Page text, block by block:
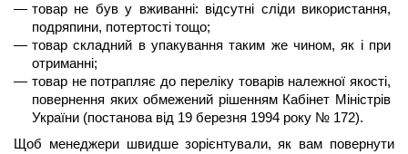
товар не був у вживанні: відсутні сліди використання,
подряпини, потертості тощо;
товар складний в упакування таким же чином, як і при
отриманні;
товар не потрапляє до переліку товарів належної якості,
повернення яких обмежений рішенням Кабінет Міністрів
України (постанова від 19 березня 1994 року № 172).
Щоб менеджери швидше зорієнтували, як вам повернути